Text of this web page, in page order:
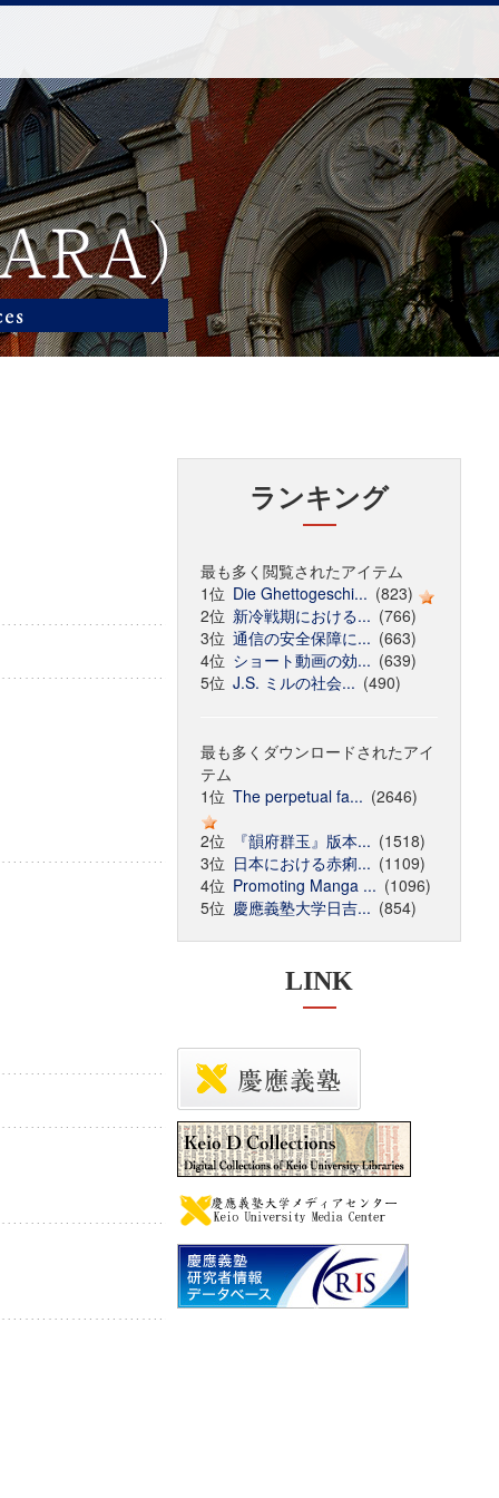
ランキング
最も多く閲覧されたアイテム
1位 Die Ghettogeschi... (823)
2位 新冷戦期における... (766)
3位 通信の安全保障に... (663)
4位 ショート動画の効... (639)
5位 J.S. ミルの社会... (490)
最も多くダウンロードされたアイ
テム
1位 The perpetual fa... (2646)
2位
『韻府群玉』版本... (1518)
3位 日本における赤痢... (1109)
4位 Promoting Manga ... (1096)
5位 慶應義塾大学日吉... (854)
LINK